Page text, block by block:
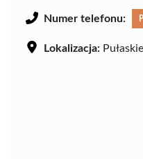
Numer telefonu:
Lokalizacja: